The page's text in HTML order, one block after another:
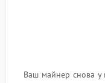
Ваш майнер снова у